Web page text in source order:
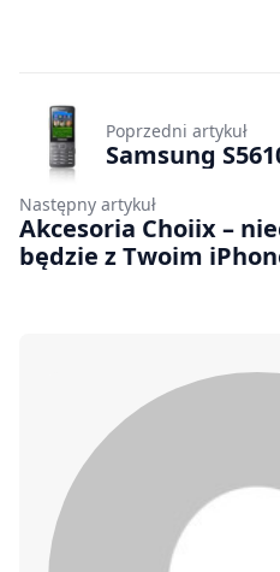
Poprzedni artykuł
Samsung
Następny artykuł
Akcesoria Choiix –
będzie z Twoim